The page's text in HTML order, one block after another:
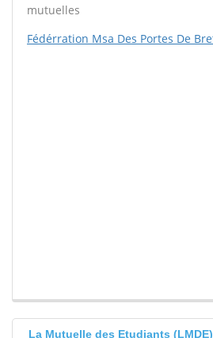
mutuelles
Fédérration Msa Des Portes De
La Mutuelle des Etudiants